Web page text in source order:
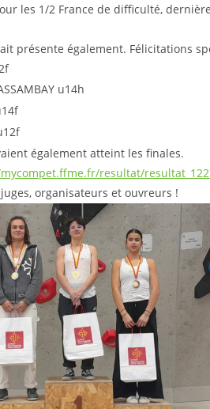
les 1/2 France de difficulté,
présente également. Félicitations
u14h
également atteint les finales.
resultat/
organisateurs et ouvreurs !